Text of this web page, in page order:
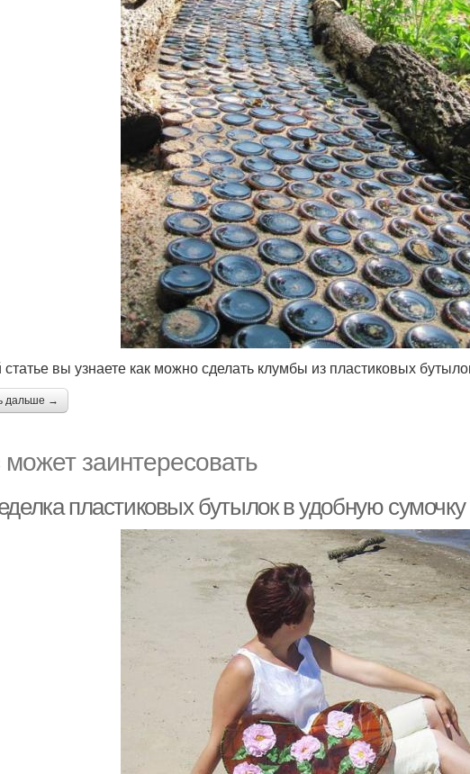
статье вы узнаете как можно сделать клумбы из пластиковых
дальше →
заинтересовать
пластиковых бутылок в удобную